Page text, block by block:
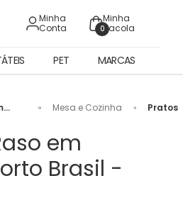
Minha
Conta
0
Minha
Sacola
PET MARCAS
Mesa e Cozinha Pratos
em
Brasil -